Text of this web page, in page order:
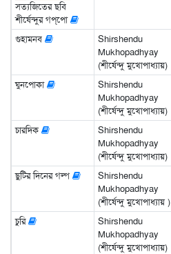
সত্যজিতের ছবি
শীর্ষেন্দুর গপ্‌পো
গুহামনব
Shirshendu
Mukhopadhyay
(শীর্ষেন্দু মুখোপাধ্যায়)
ঘুনপোকা
Shirshendu
Mukhopadhyay
(শীর্ষেন্দু মুখোপাধ্যায়)
চারদিক
Shirshendu
Mukhopadhyay
(শীর্ষেন্দু মুখোপাধ্যায়)
ছুটির দিনের গল্প
Shirshendu
Mukhopadhyay
(শীর্ষেন্দু মুখোপাধ্যায় )
চুরি
Shirshendu
Mukhopadhyay
(শীর্ষেন্দু মুখোপাধ্যায়)